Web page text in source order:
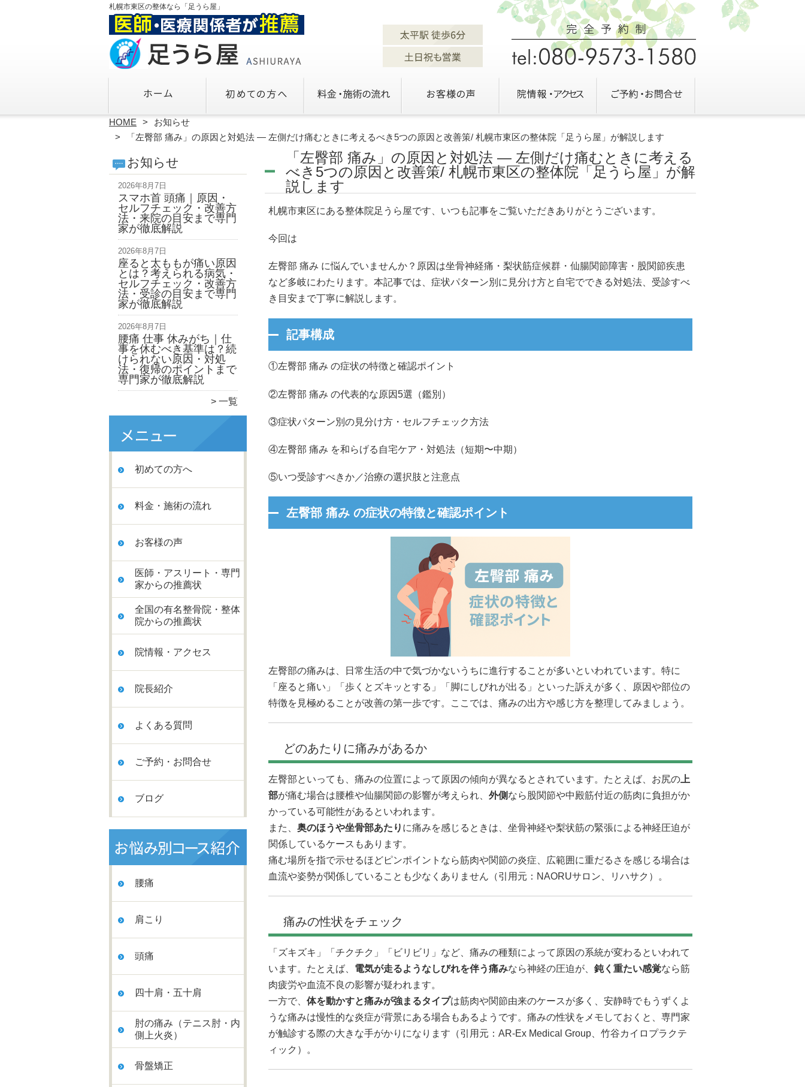
札幌市東区の整体なら「足うら屋」
HOME
お知らせ
「左臀部 痛み」の原因と対処法 — 左側だけ痛むときに考えるべき5つの原因と改善策/ 札幌市東区の整体院「足うら屋」が解説します
お知らせ
2026年8月7日
スマホ首 頭痛｜原因・
セルフチェック・改善方
法・来院の目安まで専門
家が徹底解説
2026年8月7日
座ると太ももが痛い原因
とは？考えられる病気・
セルフチェック・改善方
法・受診の目安まで専門
家が徹底解説
2026年8月7日
腰痛 仕事 休みがち｜仕
事を休むべき基準は？続
けられない原因・対処
法・復帰のポイントまで
専門家が徹底解説
一覧
初めての方へ
料金・施術の流れ
お客様の声
医師・アスリート・専門
家からの推薦状
全国の有名整骨院・整体
院からの推薦状
院情報・アクセス
院長紹介
よくある質問
ご予約・お問合せ
ブログ
腰痛
肩こり
頭痛
四十肩・五十肩
肘の痛み（テニス肘・内
側上火炎）
骨盤矯正
「左臀部 痛み」の原因と対処法 — 左側だけ痛むときに考える
べき5つの原因と改善策/ 札幌市東区の整体院「足うら屋」が解
説します
札幌市東区にある整体院足うら屋です、いつも記事をご覧いただきありがとうございます。
今回は
左臀部 痛み に悩んでいませんか？原因は坐骨神経痛・梨状筋症候群・仙腸関節障害・股関節疾患
など多岐にわたります。本記事では、症状パターン別に見分け方と自宅でできる対処法、受診すべ
き目安まで丁寧に解説します。
記事構成
①左臀部 痛み の症状の特徴と確認ポイント
②左臀部 痛み の代表的な原因5選（鑑別）
③症状パターン別の見分け方・セルフチェック方法
④左臀部 痛み を和らげる自宅ケア・対処法（短期〜中期）
⑤いつ受診すべきか／治療の選択肢と注意点
左臀部 痛み の症状の特徴と確認ポイント
左臀部の痛みは、日常生活の中で気づかないうちに進行することが多いといわれています。特に
「座ると痛い」「歩くとズキッとする」「脚にしびれが出る」といった訴えが多く、原因や部位の
特徴を見極めることが改善の第一歩です。ここでは、痛みの出方や感じ方を整理してみましょう。
どのあたりに痛みがあるか
左臀部といっても、痛みの位置によって原因の傾向が異なるとされています。たとえば、お尻の 上
部が痛む場合は腰椎や仙腸関節の影響が考えられ、 外側 なら股関節や中殿筋付近の筋肉に負担がか
かっている可能性があるといわれます。
また、 奥のほうや坐骨部あたり に痛みを感じるときは、坐骨神経や梨状筋の緊張による神経圧迫が
関係しているケースもあります。
痛む場所を指で示せるほどピンポイントなら筋肉や関節の炎症、広範囲に重だるさを感じる場合は
血流や姿勢が関係していることも少なくありません（引用元： NAORUサロン リハサク ）。
痛みの性状をチェック
「ズキズキ」「チクチク」「ビリビリ」など、痛みの種類によって原因の系統が変わるといわれて
います。たとえば、 電気が走るようなしびれを伴う痛みなら神経の圧迫が、 鈍く重たい感覚なら筋
肉疲労や血流不良の影響が疑われます。
一方で、 体を動かすと痛みが強まるタイプは筋肉や関節由来のケースが多く、安静時でもうずくよ
うな痛みは慢性的な炎症が背景にある場合もあるようです。痛みの性状をメモしておくと、専門家
が触診する際の大きな手がかりになります（引用元： AR-Ex Medical Group
竹谷カイロプラクテ
ィック ）。